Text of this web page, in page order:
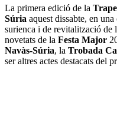
La primera edició de la
Súria aquest dissabte, en
surienca i de revitalització de
novetats de la Festa Major
Navàs-Súria, la Trobada
ser altres actes destacats del